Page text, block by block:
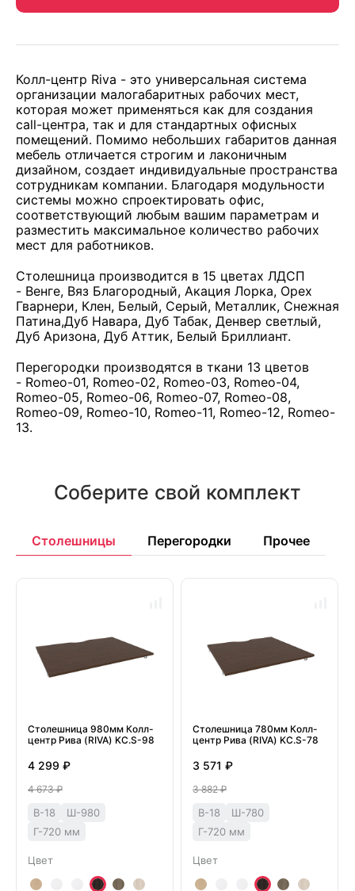
Колл-центр Riva - это универсальная система
организации малогабаритных рабочих мест,
которая может применяться как для создания
call-центра, так и для стандартных офисных
помещений. Помимо небольших габаритов данная
мебель отличается строгим и лаконичным
дизайном, создает индивидуальные пространства
сотрудникам компании. Благодаря модульности
системы можно спроектировать офис,
соответствующий любым вашим параметрам и
разместить максимальное количество рабочих
мест для работников.
Столешница производится в 15 цветах ЛДСП
- Венге, Вяз Благородный, Акация Лорка, Орех
Гварнери, Клен, Белый, Серый, Металлик, Снежная
Патина,Дуб Навара, Дуб Табак, Денвер светлый,
Дуб Аризона, Дуб Аттик, Белый Бриллиант.
Перегородки производятся в ткани 13 цветов
- Romeo-01, Romeo-02, Romeo-03, Romeo-04,
Romeo-05, Romeo-06, Romeo-07, Romeo-08,
Romeo-09, Romeo-10, Romeo-11, Romeo-12, Romeo-
13.
Соберите свой комплект
Столешницы Перегородки Прочее
Столешница 980мм Колл-
центр Рива (RIVA) KC.S-98
4 299 ₽
4 673 ₽
В-18
Ш-980
Г-720 мм
Цвет
Столешница 780мм Колл-
центр Рива (RIVA) KC.S-78
3 571 ₽
3 882 ₽
В-18
Ш-780
Г-720 мм
Цвет